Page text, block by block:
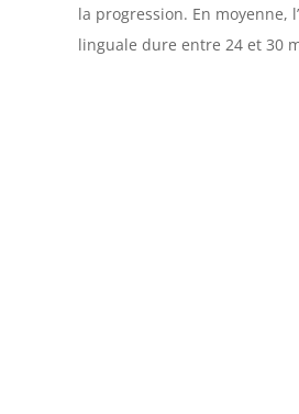
la progression. En moyenne,
linguale dure entre 24 et 30